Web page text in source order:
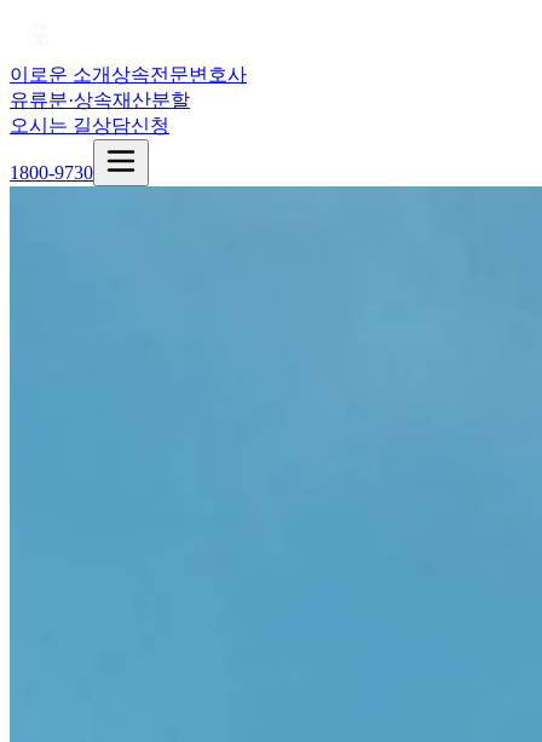
이로운 소개상속전문변호사
유류분·상속재산분할
오시는 길상담신청
1800-9730